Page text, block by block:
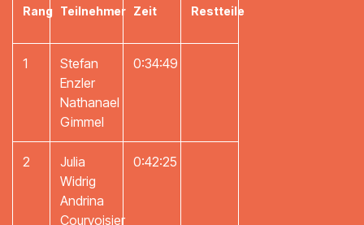
Rang Teilnehmer Zeit Restteile
1
Stefan
Enzler
Nathanael
Gimmel
0:34:49
2
Julia
Widrig
Andrina
Courvoisier
0:42:25